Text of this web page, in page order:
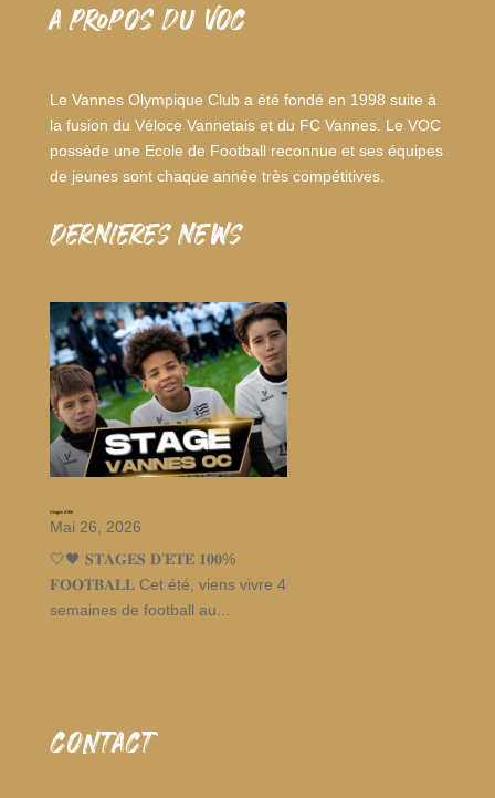
A PROPOS DU VOC
Le Vannes Olympique Club a été fondé en 1998 suite à
la fusion du Véloce Vannetais et du FC Vannes. Le VOC
possède une Ecole de Football reconnue et ses équipes
de jeunes sont chaque année très compétitives.
dernieres news
Stages d’été
Mai 26, 2026
🤍🖤 𝐒𝐓𝐀𝐆𝐄𝐒 𝐃’𝐄́𝐓𝐄́ 𝟏𝟎𝟎%
𝐅𝐎𝐎𝐓𝐁𝐀𝐋𝐋 Cet été, viens vivre 4
semaines de football au...
CONTACT